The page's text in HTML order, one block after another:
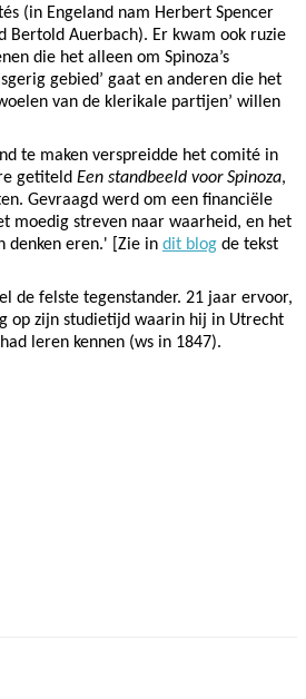
(in Engeland nam Herbert Spencer
Bertold Auerbach). Er kwam ook ruzie
die het alleen om Spinoza’s
gebied’ gaat en anderen die het
van de klerikale partijen’ willen
te maken verspreidde het comité in
getiteld Een standbeeld voor Spinoza,
Gevraagd werd om een financiële
moedig streven naar waarheid, en het
denken eren.' [Zie in dit blog de tekst
de felste tegenstander. 21 jaar ervoor,
op zijn studietijd waarin hij in Utrecht
leren kennen (ws in 1847).